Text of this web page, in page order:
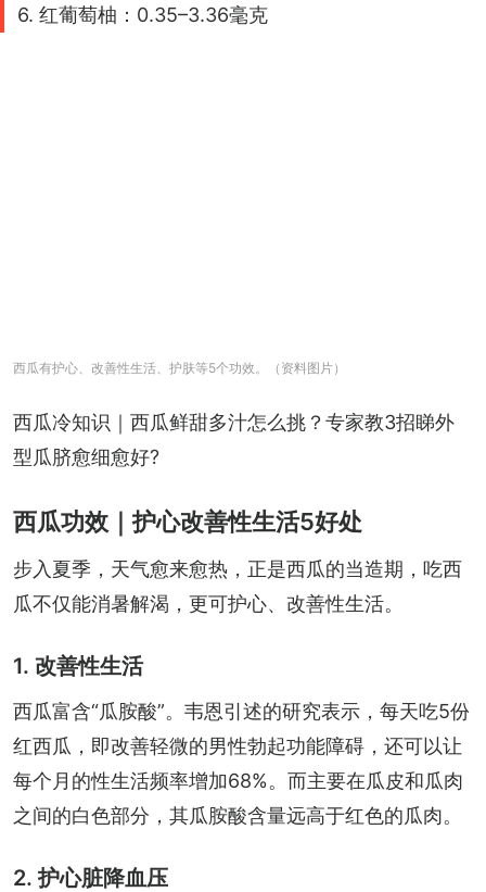
6. 红葡萄柚：0.35–3.36毫克
西瓜有护心、改善性生活、护肤等5个功效。（资料图片）
西瓜冷知识｜西瓜鲜甜多汁怎么挑？专家教3招睇外
型瓜脐愈细愈好?
西瓜功效｜护心改善性生活5好处
步入夏季，天气愈来愈热，正是西瓜的当造期，吃西
瓜不仅能消暑解渴，更可护心、改善性生活。
1. 改善性生活
西瓜富含“瓜胺酸”。韦恩引述的研究表示，每天吃5份
红西瓜，即改善轻微的男性勃起功能障碍，还可以让
每个月的性生活频率增加68%。而主要在瓜皮和瓜肉
之间的白色部分，其瓜胺酸含量远高于红色的瓜肉。
2. 护心脏降血压